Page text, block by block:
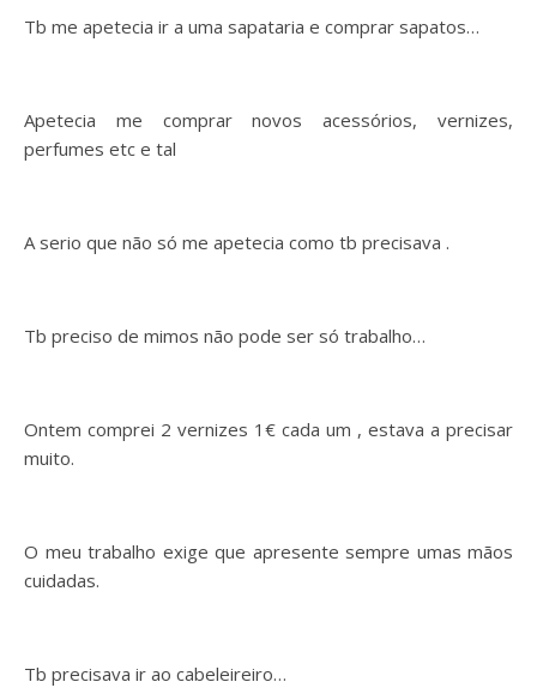
Tb me apetecia ir a uma sapataria e comprar sapatos…
Apetecia me comprar novos acessórios, vernizes,
perfumes etc e tal
A serio que não só me apetecia como tb precisava .
Tb preciso de mimos não pode ser só trabalho…
Ontem comprei 2 vernizes 1€ cada um , estava a precisar
muito.
O meu trabalho exige que apresente sempre umas mãos
cuidadas.
Tb precisava ir ao cabeleireiro…